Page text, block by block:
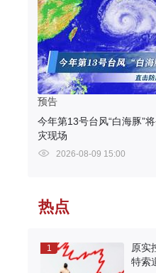
预告
今年第13号台风“白海豚”
灾现场
2026-08-09 15:00
热点
1
原实
特索